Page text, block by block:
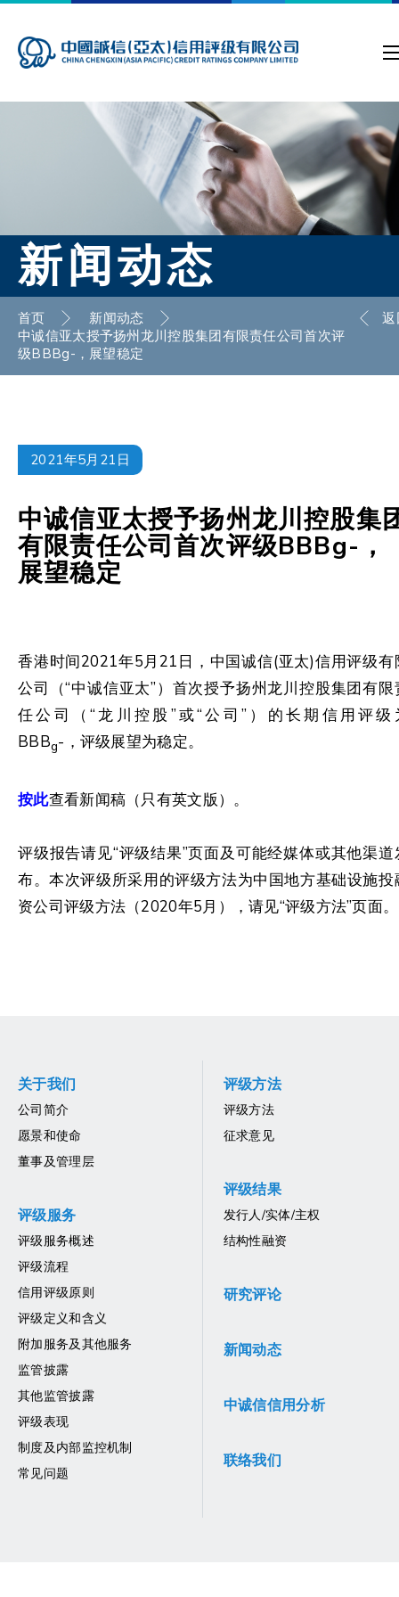
新闻动态
首页
新闻动态
中诚信亚太授予扬州龙川控股集团有限责任公司首次评
级BBBg-，展望稳定
2021年5月21日
中诚信亚太授予扬州龙川控股集
有限责任公司首次评级BBBg-，
展望稳定
香港时间2021年5月21日，中国诚信(亚太)信用评级有
公司（“中诚信亚太”）首次授予扬州龙川控股集团有限
任公司（“龙川控股”或“公司”）的长期信用评级
BBBg-，评级展望为稳定。
按此查看新闻稿（只有英文版）。
评级报告请见“评级结果”页面及可能经媒体或其他渠道
布。本次评级所采用的评级方法为中国地方基础设施投
资公司评级方法（2020年5月），请见“评级方法”页面。
关于我们
公司简介
愿景和使命
董事及管理层
评级服务
评级服务概述
评级流程
信用评级原则
评级定义和含义
附加服务及其他服务
监管披露
其他监管披露
评级表现
制度及内部监控机制
常见问题
评级方法
评级方法
征求意见
评级结果
发行人/实体/主权
结构性融资
研究评论
新闻动态
中诚信信用分析
联络我们